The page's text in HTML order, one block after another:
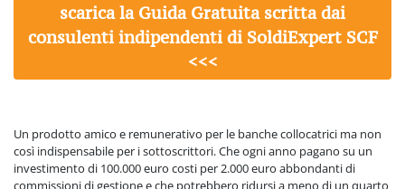
scarica la Guida Gratuita scritta dai
consulenti indipendenti di SoldiExpert SCF
<<<
Un prodotto amico e remunerativo per le banche collocatrici ma non
così indispensabile per i sottoscrittori. Che ogni anno pagano su un
investimento di 100.000 euro costi per 2.000 euro abbondanti di
commissioni di gestione e che potrebbero ridursi a meno di un quarto